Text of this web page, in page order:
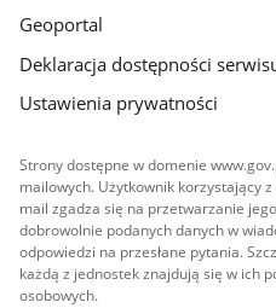
Geoportal
Deklaracja dostępności
Ustawienia prywatności
Strony dostępne w domenie
mailowych. Użytkownik korzystający
mail zgadza się na przetwarzanie
dobrowolnie podanych danych w
odpowiedzi na przesłane pytania.
każdą z jednostek znajdują się w ich
osobowych.